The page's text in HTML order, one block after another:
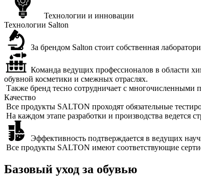
Технологии и инновации
Технологии Salton
За брендом Salton стоит собственная
Команда ведущих профессионалов в области
обувной косметики и смежных отраслях.
Также бренд тесно сотрудничает с
Качество
Эффективность подтверждается в ведущих